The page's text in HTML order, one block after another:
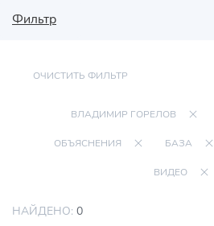
Фильтр
ОЧИСТИТЬ ФИЛЬТР
ВЛАДИМИР ГОРЕЛОВ
ОБЪЯСНЕНИЯ БАЗА
ВИДЕО
НАЙДЕНО: 0